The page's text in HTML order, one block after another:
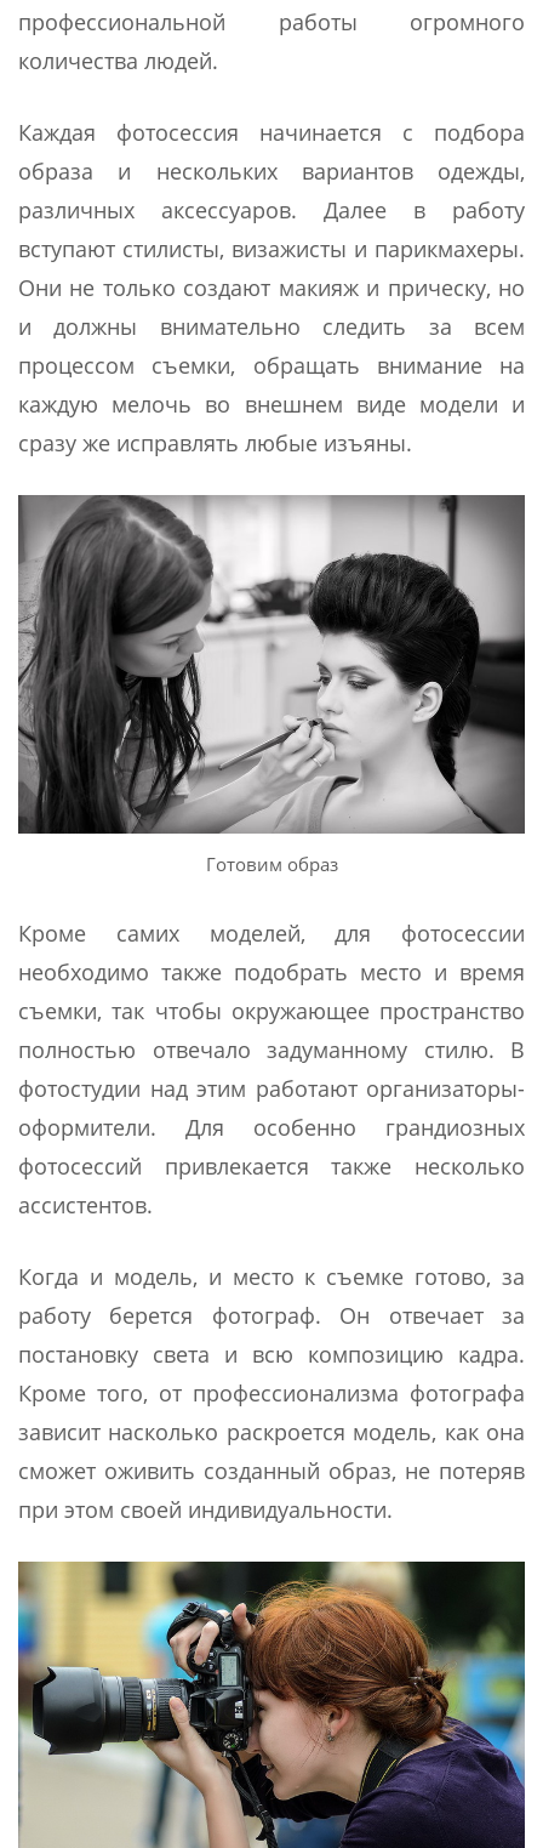
профессиональной работы огромного
количества людей.
Каждая фотосессия начинается с подбора
образа и нескольких вариантов одежды,
различных аксессуаров. Далее в работу
вступают стилисты, визажисты и парикмахеры.
Они не только создают макияж и прическу, но
и должны внимательно следить за всем
процессом съемки, обращать внимание на
каждую мелочь во внешнем виде модели и
сразу же исправлять любые изъяны.
Готовим образ
Кроме самих моделей, для фотосессии
необходимо также подобрать место и время
съемки, так чтобы окружающее пространство
полностью отвечало задуманному стилю. В
фотостудии над этим работают организаторы-
оформители. Для особенно грандиозных
фотосессий привлекается также несколько
ассистентов.
Когда и модель, и место к съемке готово, за
работу берется фотограф. Он отвечает за
постановку света и всю композицию кадра.
Кроме того, от профессионализма фотографа
зависит насколько раскроется модель, как она
сможет оживить созданный образ, не потеряв
при этом своей индивидуальности.